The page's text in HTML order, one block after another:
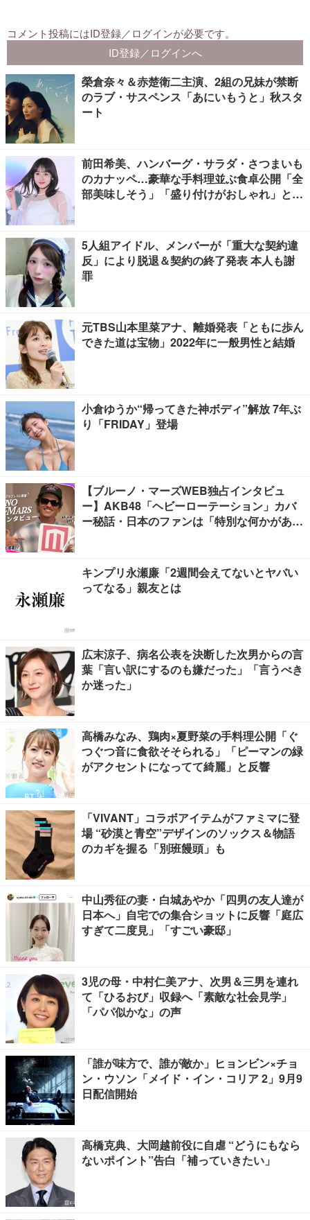
榮倉奈々＆赤楚衛二主演、2組の兄妹が禁断
のラブ・サスペンス「あにいもうと」秋スタ
ート
前田希美、ハンバーグ・サラダ・さつまいも
のカナッペ…豪華な手料理並ぶ食卓公開「全
部美味しそう」「盛り付けがおしゃれ」と絶
5人組アイドル、メンバーが「重大な契約違
反」により脱退＆契約の終了発表 本人も謝
罪
元TBS山本里菜アナ、離婚発表「ともに歩ん
できた道は宝物」2022年に一般男性と結婚
小倉ゆうか“帰ってきた神ボディ”解放 7年ぶ
り「FRIDAY」登場
【ブルーノ・マーズWEB独占インタビュ
ー】AKB48「ヘビーローテーション」カバ
ー秘話・日本のファンは「特別な何かがあ
キンプリ永瀬廉「2週間会えてないとヤバい
ってなる」親友とは
広末涼子、病名公表を決断した次男からの言
葉「言い訳にするのも嫌だった」「言うべき
か迷った」
高橋みなみ、鶏肉×夏野菜の手料理公開「ぐ
つぐつ音に食欲そそられる」「ピーマンの緑
がアクセントになってて綺麗」と反響
「VIVANT」コラボアイテムがファミマに登
場 “砂漠と青空”デザインのソックス＆物語
のカギを握る「別班饅頭」も
中山秀征の妻・白城あやか「四男の友人達が
日本へ」自宅での集合ショットに反響「庭広
すぎて二度見」「すごい豪邸」
3児の母・中村仁美アナ、次男＆三男を連れ
て「ひるおび」収録へ「素敵な社会見学」
「パパ似かな」の声
「誰が味方で、誰が敵か」ヒョンビン×チョ
ン・ウソン「メイド・イン・コリア 2」9月9
日配信開始
高橋克典、大岡越前役に自虐 “どうにもなら
ないポイント”告白「補っていきたい」